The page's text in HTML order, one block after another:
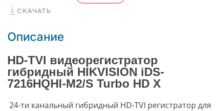
СКАЧАТЬ
Описание
HD-TVI видеорегистратор
гибридный HIKVISION iDS-
7216HQHI-M2/S Turbo HD X
24-ти канальный гибридный HD-TVI регистратор для